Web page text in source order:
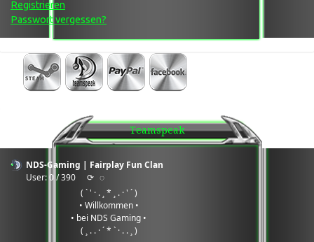
Registrieren
Passwort vergessen?
Teamspeak
NDS-Gaming | Fairplay Fun Clan
User: 0 / 390
⟳ ◌
( ` ' · . ¸ * ¸ . · ' ´ )
• Willkommen •
• bei NDS Gaming •
( ¸ . . · ´ * ` · . . ¸ )